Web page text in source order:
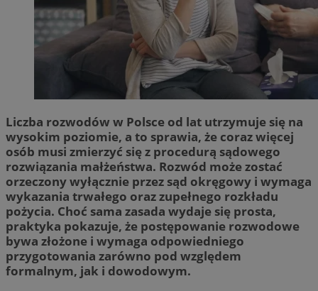
Liczba rozwodów w Polsce od lat utrzymuje się na
wysokim poziomie, a to sprawia, że coraz więcej
osób musi zmierzyć się z procedurą sądowego
rozwiązania małżeństwa. Rozwód może zostać
orzeczony wyłącznie przez sąd okręgowy i wymaga
wykazania trwałego oraz zupełnego rozkładu
pożycia. Choć sama zasada wydaje się prosta,
praktyka pokazuje, że postępowanie rozwodowe
bywa złożone i wymaga odpowiedniego
przygotowania zarówno pod względem
formalnym, jak i dowodowym.